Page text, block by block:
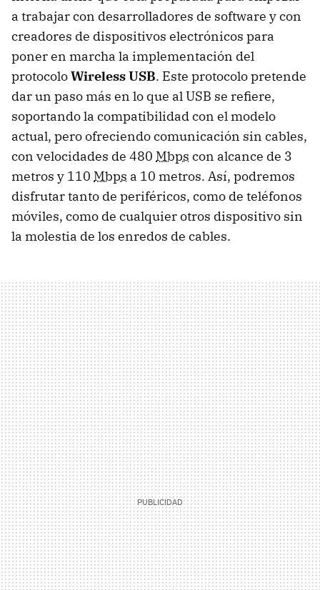
a trabajar con desarrolladores de software y con
creadores de dispositivos electrónicos para
poner en marcha la implementación del
protocoloWireless USB. Este protocolo pretende
dar un paso más en lo que al USB se refiere,
soportando la compatibilidad con el modelo
actual, pero ofreciendo comunicación sin cables,
con velocidades de 480 Mbps con alcance de 3
metros y 110 Mbps a 10 metros. Así, podremos
disfrutar tanto de periféricos, como de teléfonos
móviles, como de cualquier otros dispositivo sin
la molestia de los enredos de cables.